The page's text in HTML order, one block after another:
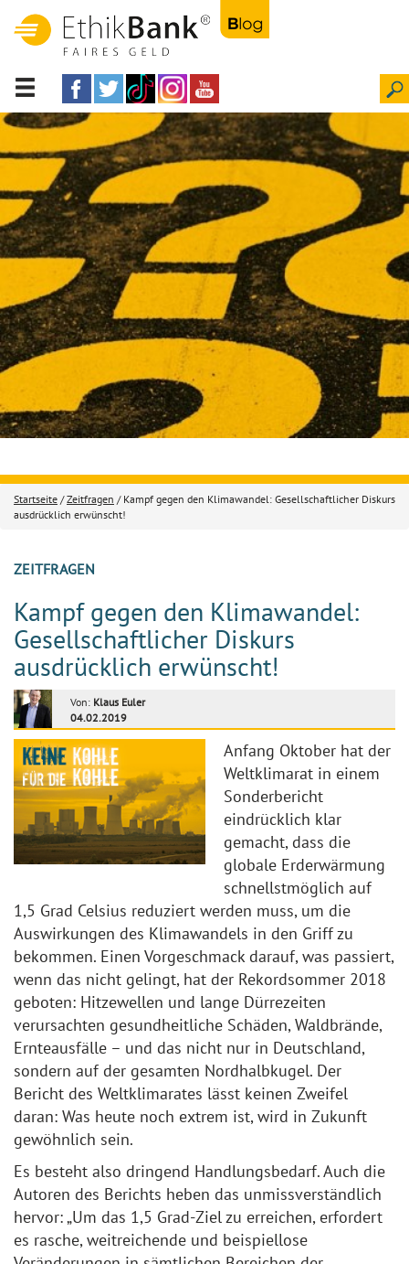
Startseite /Zeitfragen / Kampf gegen den Klimawandel: Gesellschaftlicher Diskurs
ausdrücklich erwünscht!
ZEITFRAGEN
Kampf gegen den Klimawandel:
Gesellschaftlicher Diskurs
ausdrücklich erwünscht!
Von: Klaus Euler
04.02.2019
Anfang Oktober hat der
Weltklimarat in einem
Sonderbericht
eindrücklich klar
gemacht, dass die
globale Erderwärmung
schnellstmöglich auf
1,5 Grad Celsius reduziert werden muss, um die
Auswirkungen des Klimawandels in den Griff zu
bekommen. Einen Vorgeschmack darauf, was passiert,
wenn das nicht gelingt, hat der Rekordsommer 2018
geboten: Hitzewellen und lange Dürrezeiten
verursachten gesundheitliche Schäden, Waldbrände,
Ernteausfälle – und das nicht nur in Deutschland,
sondern auf der gesamten Nordhalbkugel. Der
Bericht des Weltklimarates lässt keinen Zweifel
daran: Was heute noch extrem ist, wird in Zukunft
gewöhnlich sein.
Es besteht also dringend Handlungsbedarf. Auch die
Autoren des Berichts heben das unmissverständlich
hervor: „Um das 1,5 Grad-Ziel zu erreichen, erfordert
es rasche, weitreichende und beispiellose